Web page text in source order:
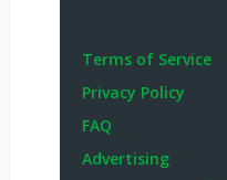
Terms of Service
Privacy Policy
FAQ
Advertising